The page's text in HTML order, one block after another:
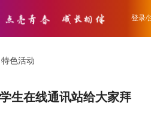
登录/
特色活动
生在线通讯站给大家拜